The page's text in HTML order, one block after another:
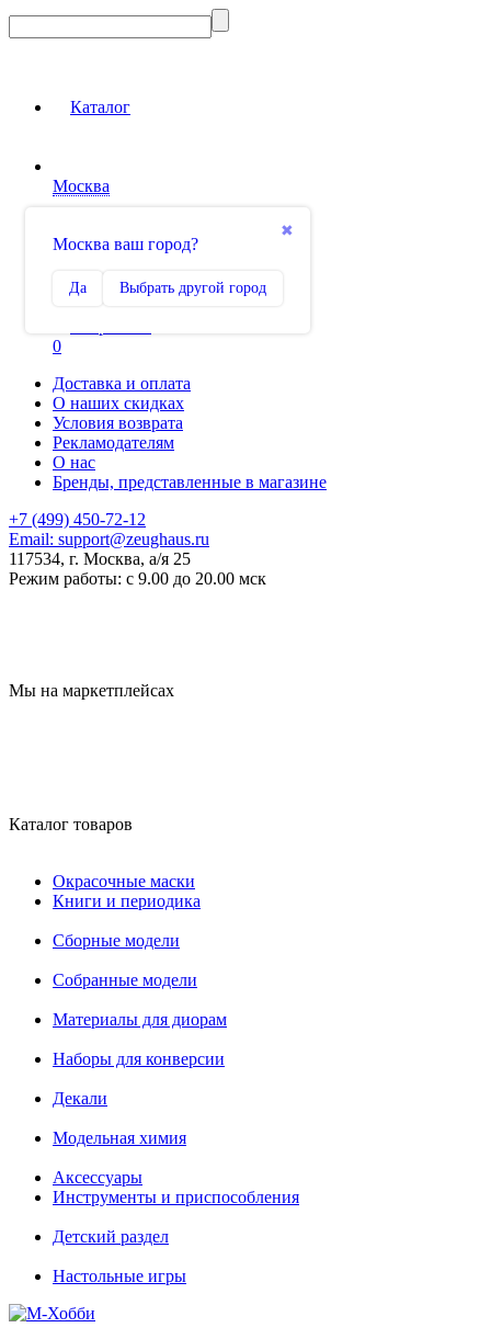
Каталог
Москва
✖
Москва ваш город?
Да Выбрать другой город
Сравнение
0
Доставка и оплата
О наших скидках
Условия возврата
Рекламодателям
О нас
Бренды, представленные в магазине
+7 (499) 450-72-12
Email: support@zeughaus.ru
117534, г. Москва, а/я 25
Режим работы: с 9.00 до 20.00 мск
Мы на маркетплейсах
Каталог товаров
Окрасочные маски
Книги и периодика
Сборные модели
Собранные модели
Материалы для диорам
Наборы для конверсии
Декали
Модельная химия
Аксессуары
Инструменты и приспособления
Детский раздел
Настольные игры